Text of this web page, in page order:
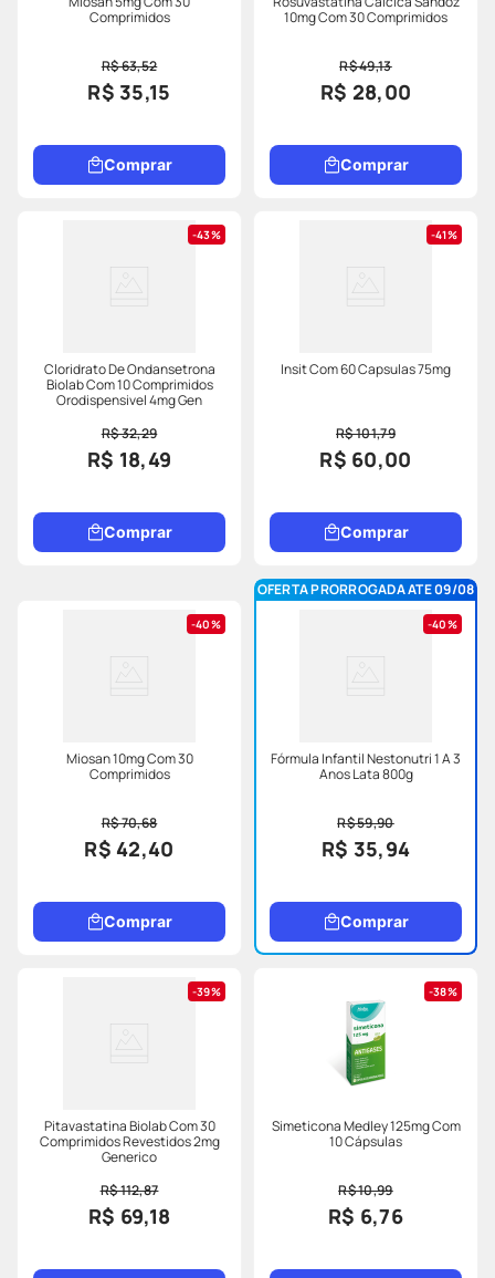
Comprimidos
R$ 63,52
R$ 35,15
Comprar
10mg Com 30 Comprimidos
R$ 49,13
R$ 28,00
Comprar
43%
Cloridrato De Ondansetrona
Biolab Com 10 Comprimidos
Orodispensivel 4mg Gen
R$ 32,29
R$ 18,49
Comprar
41%
Insit Com 60 Capsulas 75mg
R$ 101,79
R$ 60,00
Comprar
40%
Miosan 10mg Com 30
Comprimidos
R$ 70,68
R$ 42,40
Comprar
OFERTA PRORROGADA ATE 09/08
40%
Fórmula Infantil Nestonutri 1 A 3
Anos Lata 800g
R$ 59,90
R$ 35,94
Comprar
39%
Pitavastatina Biolab Com 30
Comprimidos Revestidos 2mg
Generico
R$ 112,87
R$ 69,18
38%
Simeticona Medley 125mg Com
10 Cápsulas
R$ 10,99
R$ 6,76